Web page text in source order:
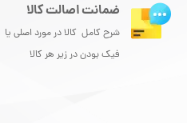
ضمانت اصالت کالا
شرح کامل کالا در مورد اصلی یا
فیک بودن در زیر هر کالا